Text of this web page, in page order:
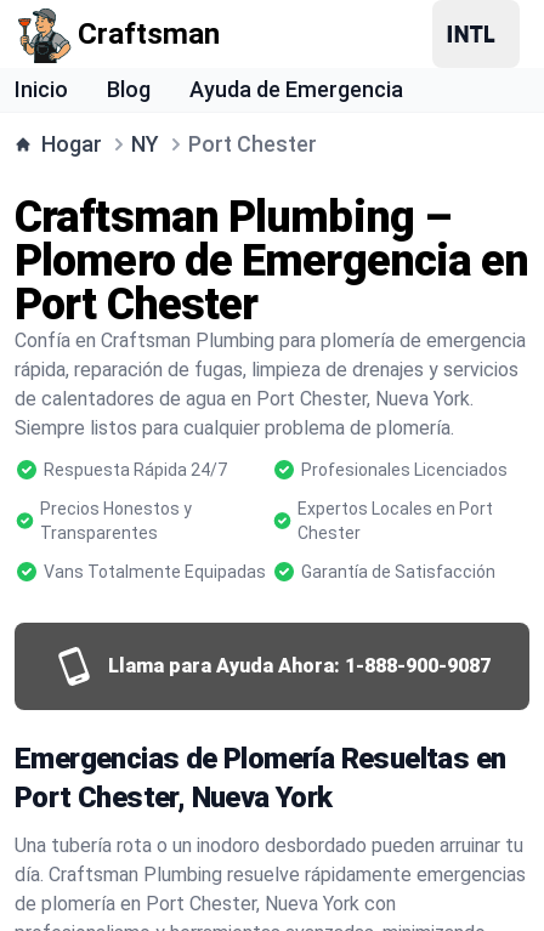
Craftsman
Inicio Blog Ayuda de Emergencia
Hogar NY Port Chester
Craftsman Plumbing –
Plomero de Emergencia en
Port Chester
Confía en Craftsman Plumbing para plomería de emergencia
rápida, reparación de fugas, limpieza de drenajes y servicios
de calentadores de agua en Port Chester, Nueva York.
Siempre listos para cualquier problema de plomería.
Respuesta Rápida 24/7
Profesionales Licenciados
Precios Honestos y
Transparentes
Expertos Locales en Port
Chester
Vans Totalmente Equipadas
Garantía de Satisfacción
Llama para Ayuda Ahora: 1-888-900-9087
Emergencias de Plomería Resueltas en
Port Chester, Nueva York
Una tubería rota o un inodoro desbordado pueden arruinar tu
día. Craftsman Plumbing resuelve rápidamente emergencias
de plomería en Port Chester, Nueva York con